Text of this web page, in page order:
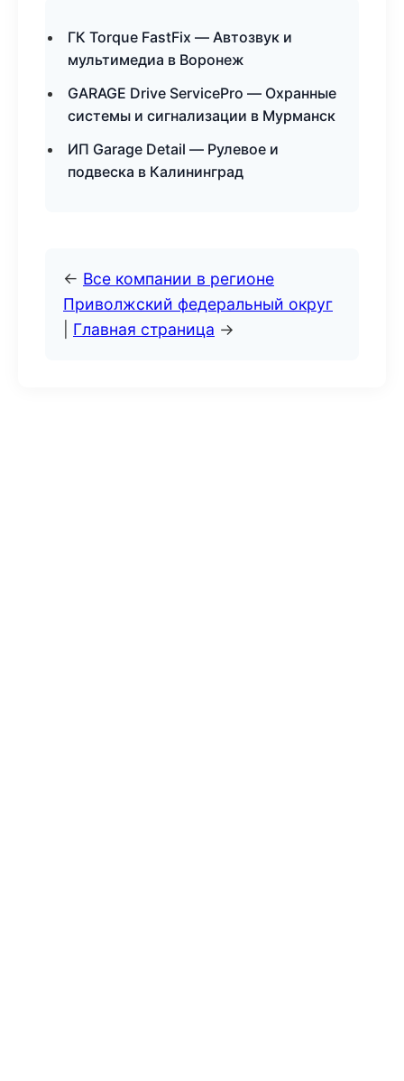
ГК Torque FastFix — Автозвук и
мультимедиа в Воронеж
GARAGE Drive ServicePro — Охранные
системы и сигнализации в Мурманск
ИП Garage Detail — Рулевое и
подвеска в Калининград
← Все компании в регионе
Приволжский федеральный округ
Главная страница →